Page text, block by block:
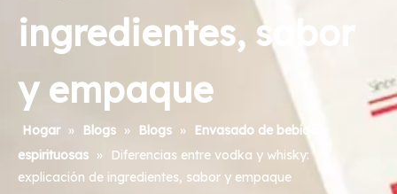
ingredientes, sabor
y empaque
Hogar » Blogs » Blogs »
Envasado de bebidas
espirituosas »
Diferencias entre vodka y whisky:
explicación de ingredientes, sabor y empaque